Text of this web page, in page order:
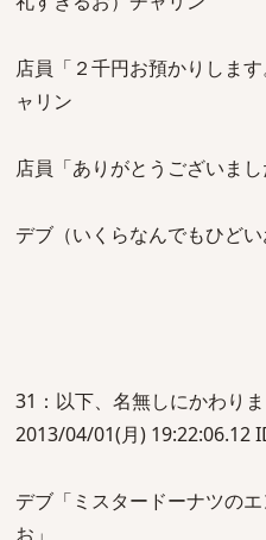
店員「２千円お預かりしま
ャリン
店員「ありがとうございまし
デブ（いくらなんでもひどい
31：以下、名無しにかわり
2013/04/01(月) 19:22:06.12
デブ「ミスタードーナツの
お」